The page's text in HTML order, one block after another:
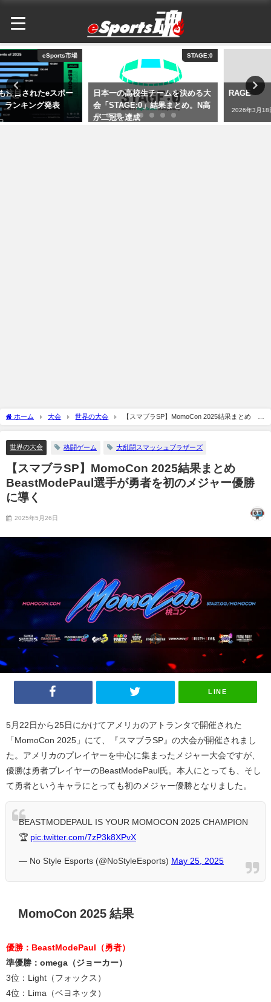
日本一の高校生チームを決める大
会「STAGE:0」結果まとめ。N高
が二冠を達成
RAGE
2026年3月18日
ホーム 大会 世界の大会
【スマブラSP】MomoCon 2025結果まとめ
世界の大会 格闘ゲーム 大乱闘スマッシュブラザーズ
【スマブラSP】MomoCon 2025結果まとめ
BeastModePaul選手が勇者を初のメジャー優勝
に導く
2025年5月26日
LINE
5月22日から25日にかけてアメリカのアトランタで開催された
「MomoCon 2025」にて、『スマブラSP』の大会が開催されまし
た。アメリカのプレイヤーを中心に集まったメジャー大会ですが、
優勝は勇者プレイヤーのBeastModePaul氏。本人にとっても、そし
て勇者というキャラにとっても初のメジャー優勝となりました。
BEASTMODEPAUL IS YOUR MOMOCON 2025 CHAMPION
🏆 pic.twitter.com/7zP3k8XPvX
— No Style Esports (@NoStyleEsports) May 25, 2025
MomoCon 2025 結果
優勝：BeastModePaul（勇者）
準優勝：omega（ジョーカー）
3位：Light（フォックス）
4位：Lima（ベヨネッタ）